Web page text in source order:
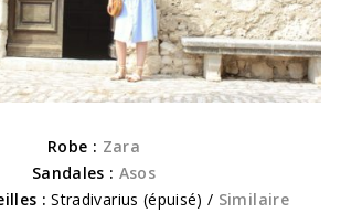
Robe : Zara
Sandales : Asos
:Stradivarius (épuisé) / Similaire